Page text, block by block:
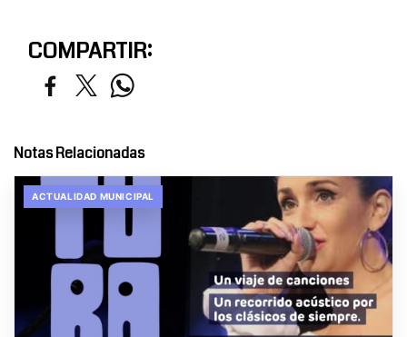
COMPARTIR:
Notas Relacionadas
ACTUALIDAD MUNICIPAL